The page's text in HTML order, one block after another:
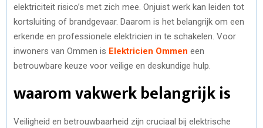
elektriciteit risico’s met zich mee. Onjuist werk kan leiden tot
kortsluiting of brandgevaar. Daarom is het belangrijk om een
erkende en professionele elektricien in te schakelen. Voor
inwoners van Ommen is Elektricien Ommen een
betrouwbare keuze voor veilige en deskundige hulp.
waarom vakwerk belangrijk is
Veiligheid en betrouwbaarheid zijn cruciaal bij elektrische